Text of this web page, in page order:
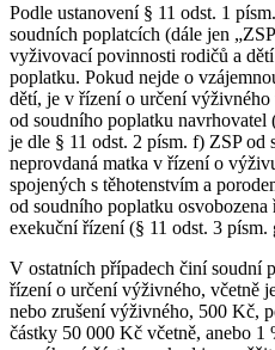
Podle ustanovení § 11 odst. 1
soudních poplatcích (dále jen
vyživovací povinnosti rodičů a
poplatku. Pokud nejde o
dětí, je v řízení o určení výživného
od soudního poplatku navrhovatel
je dle § 11 odst. 2 písm. f) ZSP od
neprovdaná matka v řízení o
spojených s těhotenstvím a
od soudního poplatku
exekuční řízení (§ 11 odst. 3 písm.
V ostatních případech činí soudní
řízení o určení výživného, včetně
nebo zrušení výživného, 500 Kč,
částky 50 000 Kč včetně, anebo